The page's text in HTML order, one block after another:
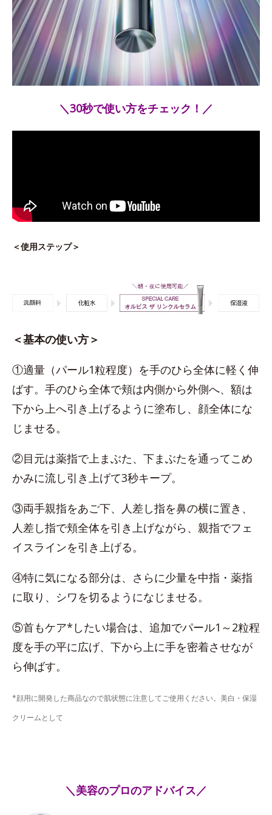
＼30秒で使い方をチェック！／
＜使用ステップ＞
＜基本の使い方＞
①適量（パール1粒程度）を手のひら全体に軽く伸
ばす。手のひら全体で頬は内側から外側へ、額は
下から上へ引き上げるように塗布し、顔全体にな
じませる。
②目元は薬指で上まぶた、下まぶたを通ってこめ
かみに流し引き上げて3秒キープ。
③両手親指をあご下、人差し指を鼻の横に置き、
人差し指で頬全体を引き上げながら、親指でフェ
イスラインを引き上げる。
④特に気になる部分は、さらに少量を中指・薬指
に取り、シワを切るようになじませる。
⑤首もケア*したい場合は、追加でパール1～2粒程
度を手の平に広げ、下から上に手を密着させなが
ら伸ばす。
*顔用に開発した商品なので肌状態に注意してご使用ください。美白・保湿
クリームとして
＼美容のプロのアドバイス／